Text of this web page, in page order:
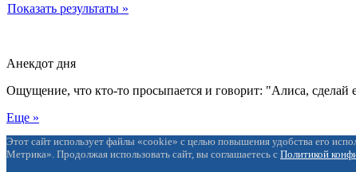
Показать результаты »
Анекдот дня
Ощущение, что кто-то просыпается и говорит: "Алиса, сделай
Еще »
Этот сайт использует файлы «cookie» с целью повышения удобства его
Метрика». Продолжая использовать сайт, вы соглашаетесь с Политикой